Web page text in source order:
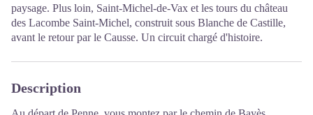
paysage. Plus loin, Saint-Michel-de-Vax et les tours du château
des Lacombe Saint-Michel, construit sous Blanche de Castille,
avant le retour par le Causse. Un circuit chargé d'histoire.
Description